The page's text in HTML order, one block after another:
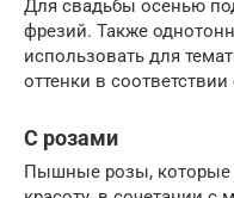
Для свадьбы осенью
фрезий. Также
использовать для
оттенки в
С розами
Пышные розы, которые